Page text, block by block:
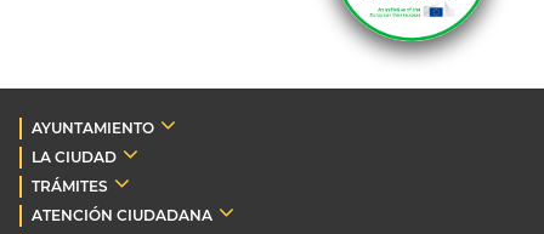
AYUNTAMIENTO
LA CIUDAD
TRÁMITES
ATENCIÓN CIUDADANA